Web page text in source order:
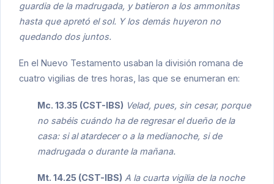
guardia de la madrugada, y batieron a los ammonitas
hasta que apretó el sol. Y los demás huyeron no
quedando dos juntos.
En el Nuevo Testamento usaban la división romana de
cuatro vigilias de tres horas, las que se enumeran en:
Mc. 13.35 (CST-IBS) Velad, pues, sin cesar, porque
no sabéis cuándo ha de regresar el dueño de la
casa: si al atardecer o a la medianoche, si de
madrugada o durante la mañana.
Mt. 14.25 (CST-IBS) A la cuarta vigilia de la noche